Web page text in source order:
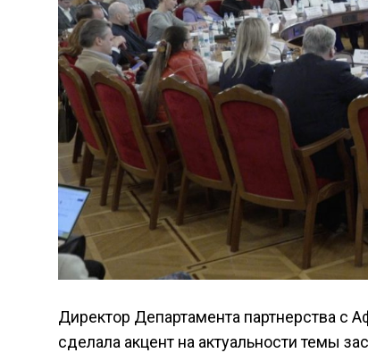
Директор Департамента партнерства с
сделала акцент на актуальности темы